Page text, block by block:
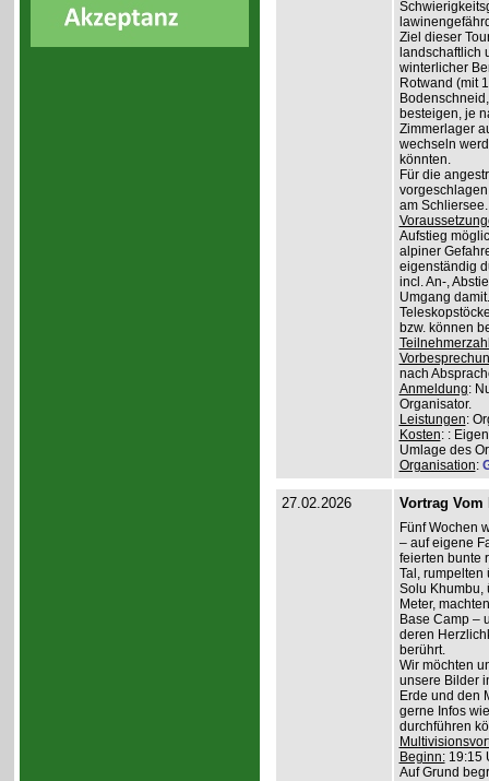
Ziel dieser
landschaftlich
winterlicher
Rotwand (mit
besteigen, je
Zimmerlager
wechseln
könnten.
Für die
am
Aufstieg
alpiner
eigenständig
incl. An-,
Umgang
bzw. können
nach
Anmeldung:
Organisator.
Leistungen:
Kosten: :
Umlage des
Organisation:
27.02.2026 Vortrag Vom
Fünf Wochen
– auf eigene
feierten bunte
Tal, rumpelten
Solu Khumbu,
Meter,
Base Camp –
deren
berührt.
Wir möchten
unsere Bilder
Erde und den
gerne Infos
durchführen
Beginn:19:15
Auf Grund